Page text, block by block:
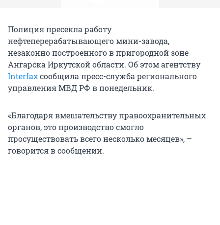
Полиция пресекла работу
нефтеперерабатывающего мини-завода,
незаконно построенного в пригородной зоне
Ангарска Иркутской области. Об этом агентству
Interfaxсообщила пресс-служба регионального
управления МВД РФ в понедельник.
«Благодаря вмешательству правоохранительных
органов, это производство смогло
просуществовать всего несколько месяцев», –
говорится в сообщении.